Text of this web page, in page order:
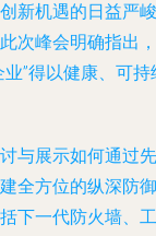
新机遇的日益严峻
次峰会明确指出，
”得以健康、可持
与展示如何通过先
全方位的纵深防御
下一代防火墙、工